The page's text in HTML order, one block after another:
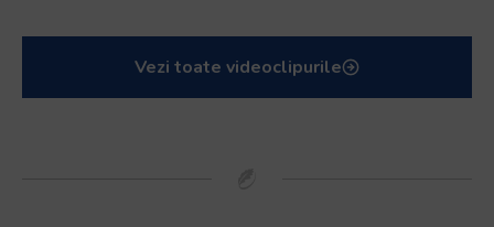
Vezi toate videoclipurile